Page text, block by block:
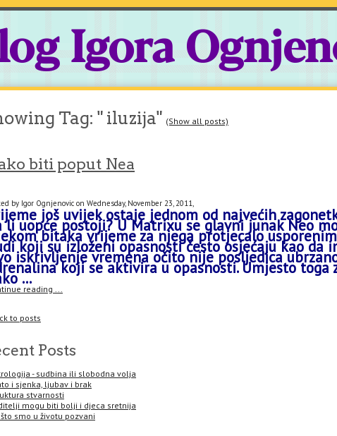
Igora
Tag: " iluzija" (Show all posts)
biti poput Nea
by Igor Ognjenovic on Wednesday, November 23, 2011,
još uvijek ostaje jednom od najvećih
li uopće postoji? UMatrixuse glavni junakNeo
bitaka vrijeme za njega protjecalo
koji su izloženi opasnosti često osjećaju kao da
iskrivljenje vremena očito nije posljedica
koji se aktivira u opasnosti. Umjesto toga
...
reading ...
to posts
Posts
- sudbina ili slobodna volja
i sjenka, ljubav i brak
stvarnosti
mogu biti bolji i djeca sretnija
smo u životu pozvani